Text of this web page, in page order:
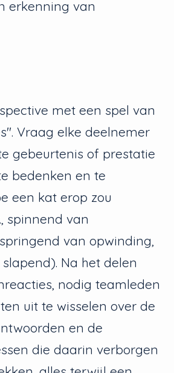
erkenning van
met een spel van
Vraag elke deelnemer
gebeurtenis of prestatie
bedenken en te
een kat erop zou
spinnend van
van opwinding,
Na het delen
nodig teamleden
uit te wisselen over de
en de
die daarin verborgen